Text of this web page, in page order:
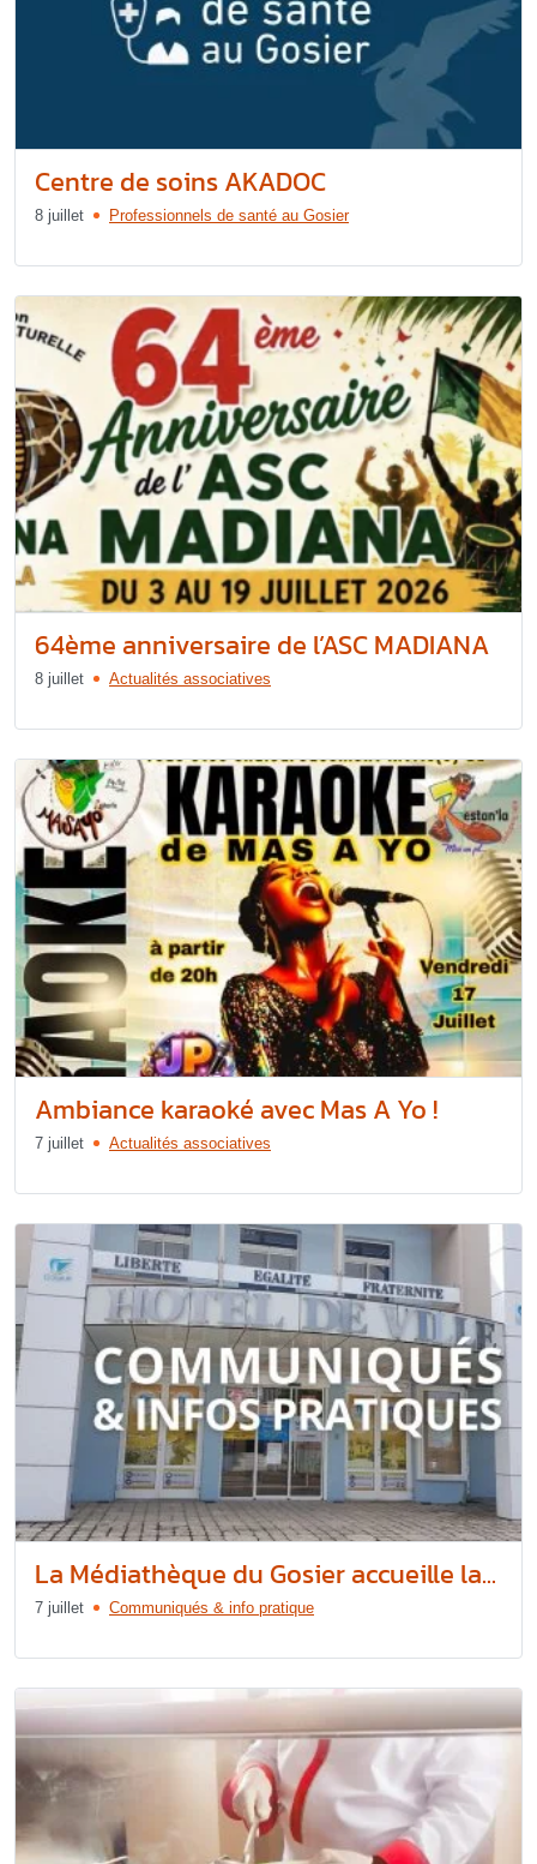
Centre de soins AKADOC
8 juillet Professionnels de santé au Gosier
64ème anniversaire de l’ASC MADIANA
8 juillet Actualités associatives
Ambiance karaoké avec Mas A Yo !
7 juillet Actualités associatives
La Médiathèque du Gosier accueille la...
7 juillet Communiqués & info pratique